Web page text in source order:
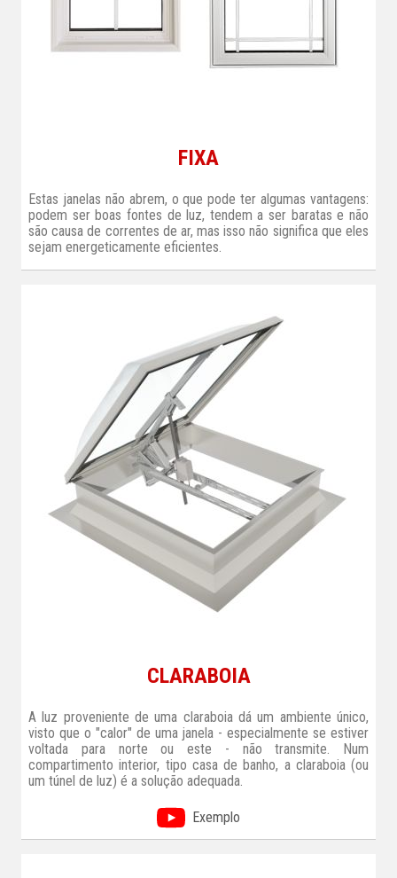
FIXA
Estas janelas não abrem, o que pode ter algumas vantagens:
podem ser boas fontes de luz, tendem a ser baratas e não
são causa de correntes de ar, mas isso não significa que eles
sejam energeticamente eficientes.
CLARABOIA
A luz proveniente de uma claraboia dá um ambiente único,
visto que o "calor" de uma janela - especialmente se estiver
voltada para norte ou este - não transmite. Num
compartimento interior, tipo casa de banho, a claraboia (ou
um túnel de luz) é a solução adequada.
Exemplo